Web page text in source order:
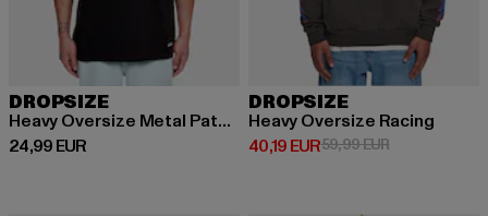
DROPSIZE
Heavy Oversize Metal Patch Basic
24,99 EUR
Prix courant: 24,99 EUR
DROPSIZE
Heavy Oversize Racing
40,19 EUR
Prix courant: 40,19 EUR
59,99 EURPrix en